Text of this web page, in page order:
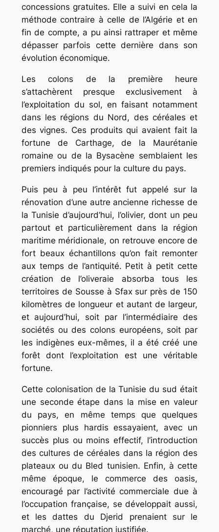
concessions gratuites. Elle a suivi en cela la
méthode contraire à celle de l’Algérie et en
fin de compte, a pu ainsi rattraper et même
dépasser parfois cette dernière dans son
évolution économique.
Les colons de la première heure
s’attachèrent presque exclusivement à
l’exploitation du sol, en faisant notamment
dans les régions du Nord, des céréales et
des vignes. Ces produits qui avaient fait la
fortune de Carthage, de la Maurétanie
romaine ou de la Bysacène semblaient les
premiers indiqués pour la culture du pays.
Puis peu à peu l’intérêt fut appelé sur la
rénovation d’une autre ancienne richesse de
la Tunisie d’aujourd’hui, l’olivier, dont un peu
partout et particulièrement dans la région
maritime méridionale, on retrouve encore de
fort beaux échantillons qu’on fait remonter
aux temps de l’antiquité. Petit à petit cette
création de l’oliveraie absorba tous les
territoires de Sousse à Sfax sur près de 150
kilomètres de longueur et autant de largeur,
et aujourd’hui, soit par l’intermédiaire des
sociétés ou des colons européens, soit par
les indigènes eux-mêmes, il a été créé une
forêt dont l’exploitation est une véritable
fortune.
Cette colonisation de la Tunisie du sud était
une seconde étape dans la mise en valeur
du pays, en même temps que quelques
pionniers plus hardis essayaient, avec un
succès plus ou moins effectif, l’introduction
des cultures de céréales dans la région des
plateaux ou du Bled tunisien. Enfin, à cette
même époque, le commerce des oasis,
encouragé par l’activité commerciale due à
l’occupation française, se développait aussi,
et les dattes du Djerid prenaient sur le
marché, une réputation justifiée.